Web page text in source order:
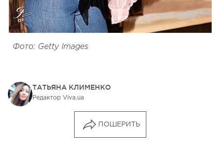
Фото: Getty Images
ТАТЬЯНА КЛИМЕНКО
Редактор Viva.ua
ПОШЕРИТЬ